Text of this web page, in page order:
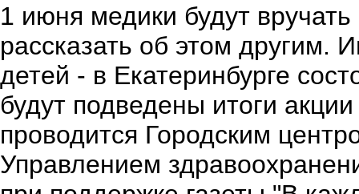
1 июня медики будут
рассказать об этом другим.
детей - в Екатеринбурге
будут подведены итоги
проводится Городским
Управлением